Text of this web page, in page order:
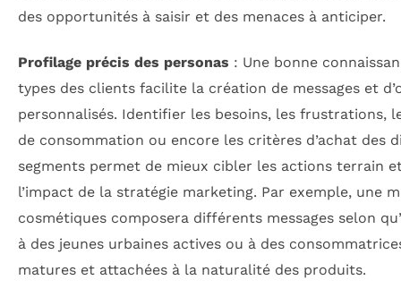
des opportunités à saisir et des menaces à anticiper.
Profilage précis des personas : Une bonne
types des clients facilite la création de messages et
personnalisés. Identifier les besoins, les frustrations,
de consommation ou encore les critères d’achat des
segments permet de mieux cibler les actions terrain
l’impact de la stratégie marketing. Par exemple, une
cosmétiques composera différents messages selon
à des jeunes urbaines actives ou à des
matures et attachées à la naturalité des produits.